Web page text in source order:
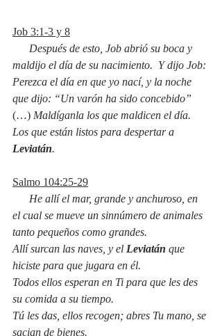
Job 3:1-3 y 8
Después de esto, Job abrió su boca y
maldijo el día de su nacimiento.  Y dijo Job:
Perezca el día en que yo nací, y la noche
que dijo: “Un varón ha sido concebido”
(…) Maldíganla los que maldicen el día.
Los que están listos para despertar a
Leviatán.
Salmo 104:25-29
el cual se mueve un sinnúmero de animales
tanto pequeños como grandes.
Allí surcan las naves, y el Leviatán que
hiciste para que jugara en él.
Todos ellos esperan en Ti para que les des
su comida a su tiempo.
Tú les das, ellos recogen; abres Tu mano, se
sacian de bienes.